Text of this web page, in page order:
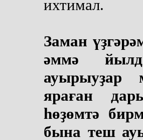
ихтимал.
Заман
әммә
ауырыуҙар
яраған
һөҙөмтә
бына теш